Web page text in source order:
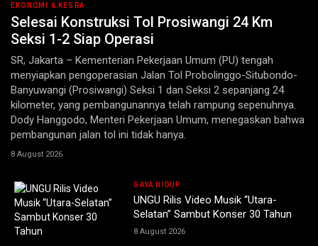
Benteng Tradisi Terakhir di Sambikerep
EKONOMI & KESRA
Selesai Konstruksi Tol Prosiwangi 24 Km
Seksi 1-2 Siap Operasi
SR, Jakarta – Kementerian Pekerjaan Umum (PU) tengah
menyiapkan pengoperasian Jalan Tol Probolinggo-Situbondo-
Banyuwangi (Prosiwangi) Seksi 1 dan Seksi 2 sepanjang 24
kilometer, yang pembangunannya telah rampung sepenuhnya.
Dody Hanggodo, Menteri Pekerjaan Umum, menegaskan bahwa
pembangunan jalan tol ini tidak hanya.
8 August 2026
GAYA HIDUP
UNGU Rilis Video Musik “Utara-
Selatan” Sambut Konser 30 Tahun
8 August 2026